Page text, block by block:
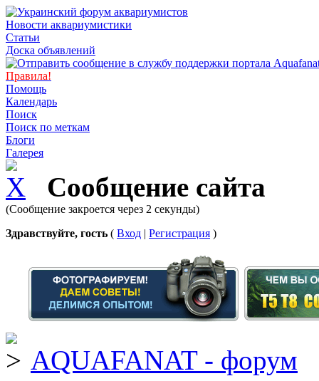
Новости аквариумистики
Статьи
Доска объявлений
Правила!
Помощь
Календарь
Поиск
Поиск по меткам
Блоги
Галерея
Сообщение сайта
(Сообщение закроется через 2 секунды)
Здравствуйте, гость ( Вход | Регистрация )
AQUAFANAT - форум